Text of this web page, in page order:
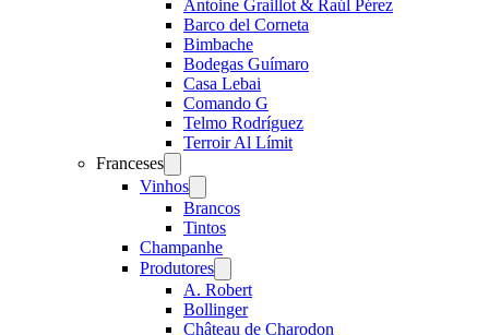
Antoine Graillot & Raúl Pérez
Barco del Corneta
Bimbache
Bodegas Guímaro
Casa Lebai
Comando G
Telmo Rodríguez
Terroir Al Límit
Franceses
menu
Vinhos
menu
Brancos
Tintos
Champanhe
Produtores
menu
A. Robert
Bollinger
Château de Charodon